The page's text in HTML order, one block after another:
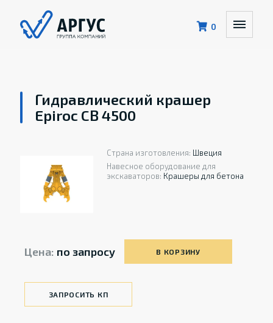
0
Гидравлический крашер
Epiroc CB 4500
Страна изготовления: Швеция
Навесное оборудование для
экскаваторов: Крашеры для бетона
Цена: по запросу В КОРЗИНУ
ЗАПРОСИТЬ КП